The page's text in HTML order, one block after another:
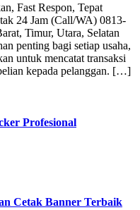
Fast Respon, Tepat
24 Jam (Call/WA) 0813-
Timur, Utara, Selatan
penting bagi setiap usaha,
untuk mencatat transaksi
kepada pelanggan. […]
Profesional
Cetak Banner Terbaik